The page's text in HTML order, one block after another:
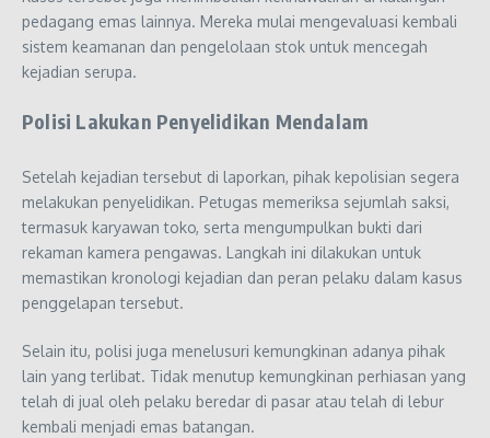
pedagang emas lainnya. Mereka mulai mengevaluasi kembali
sistem keamanan dan pengelolaan stok untuk mencegah
kejadian serupa.
Polisi Lakukan Penyelidikan Mendalam
Setelah kejadian tersebut di laporkan, pihak kepolisian segera
melakukan penyelidikan. Petugas memeriksa sejumlah saksi,
termasuk karyawan toko, serta mengumpulkan bukti dari
rekaman kamera pengawas. Langkah ini dilakukan untuk
memastikan kronologi kejadian dan peran pelaku dalam kasus
penggelapan tersebut.
Selain itu, polisi juga menelusuri kemungkinan adanya pihak
lain yang terlibat. Tidak menutup kemungkinan perhiasan yang
telah di jual oleh pelaku beredar di pasar atau telah di lebur
kembali menjadi emas batangan.